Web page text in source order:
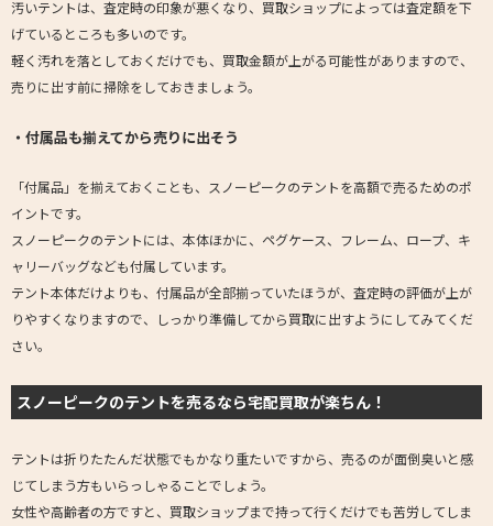
汚いテントは、査定時の印象が悪くなり、買取ショップによっては査定額を下
げているところも多いのです。
軽く汚れを落としておくだけでも、買取金額が上がる可能性がありますので、
売りに出す前に掃除をしておきましょう。
・付属品も揃えてから売りに出そう
「付属品」を揃えておくことも、スノーピークのテントを高額で売るためのポ
イントです。
スノーピークのテントには、本体ほかに、ペグケース、フレーム、ロープ、キ
ャリーバッグなども付属しています。
テント本体だけよりも、付属品が全部揃っていたほうが、査定時の評価が上が
りやすくなりますので、しっかり準備してから買取に出すようにしてみてくだ
さい。
スノーピークのテントを売るなら宅配買取が楽ちん！
テントは折りたたんだ状態でもかなり重たいですから、売るのが面倒臭いと感
じてしまう方もいらっしゃることでしょう。
女性や高齢者の方ですと、買取ショップまで持って行くだけでも苦労してしま